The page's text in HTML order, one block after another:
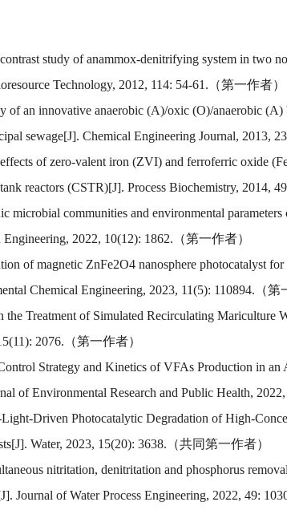
study of anammox-denitrifying system in two
Technology, 2012, 114: 54-61.（第一作者）
of an innovative anaerobic (A)/oxic (O)/anaerobic
sewage[J]. Chemical Engineering Journal, 2013,
of zero-valent iron (ZVI) and ferroferric oxide
reactors (CSTR)[J]. Process Biochemistry, 2014,
microbial communities and environmental
2022, 10(12): 1862.（第一作者）
of magnetic ZnFe2O4 nanosphere photocatalyst
Chemical Engineering, 2023, 11(5): 110894.（第
the Treatment of Simulated Recirculating Mariculture
2076.（第一作者）
Strategy and Kinetics of VFAs Production in
of Environmental Research and Public Health,
Driven Photocatalytic Degradation of High-
Water, 2023, 15(20): 3638.（共同第一作者）
nitritation, denitritation and phosphorus
Journal of Water Process Engineering, 2022, 49: